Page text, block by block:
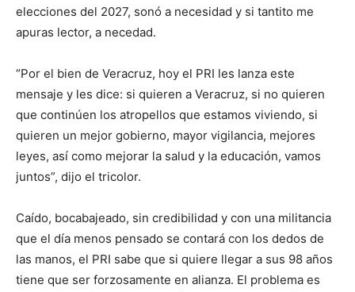
elecciones del 2027, sonó a necesidad y si tantito me
apuras lector, a necedad.
“Por el bien de Veracruz, hoy el PRI les lanza este
mensaje y les dice: si quieren a Veracruz, si no quieren
que continúen los atropellos que estamos viviendo, si
quieren un mejor gobierno, mayor vigilancia, mejores
leyes, así como mejorar la salud y la educación, vamos
juntos”, dijo el tricolor.
Caído, bocabajeado, sin credibilidad y con una militancia
que el día menos pensado se contará con los dedos de
las manos, el PRI sabe que si quiere llegar a sus 98 años
tiene que ser forzosamente en alianza. El problema es